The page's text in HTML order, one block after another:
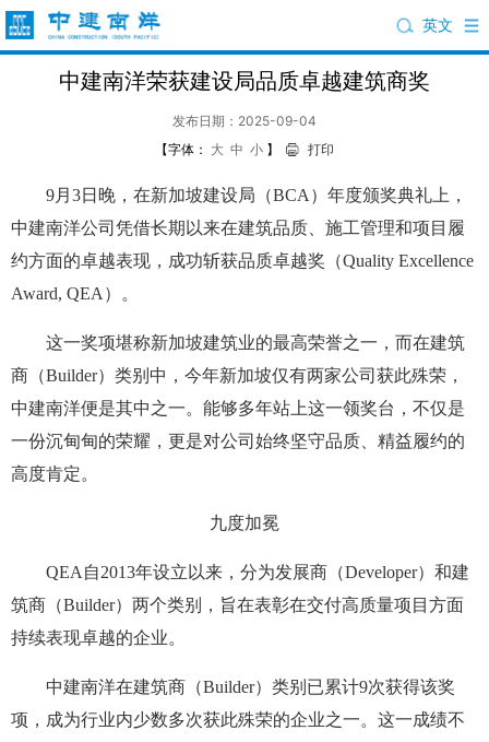
英文
中建南洋荣获建设局品质卓越建筑商奖
发布日期：2025-09-04
【字体： 大 中 小 】 打印
9月3日晚，在新加坡建设局（BCA）年度颁奖典礼上，
中建南洋公司凭借长期以来在建筑品质、施工管理和项目履
约方面的卓越表现，成功斩获品质卓越奖（Quality Excellence
Award, QEA）。
这一奖项堪称新加坡建筑业的最高荣誉之一，而在建筑
商（Builder）类别中，今年新加坡仅有两家公司获此殊荣，
中建南洋便是其中之一。能够多年站上这一领奖台，不仅是
一份沉甸甸的荣耀，更是对公司始终坚守品质、精益履约的
高度肯定。
九度加冕
QEA自2013年设立以来，分为发展商（Developer）和建
筑商（Builder）两个类别，旨在表彰在交付高质量项目方面
持续表现卓越的企业。
中建南洋在建筑商（Builder）类别已累计9次获得该奖
项，成为行业内少数多次获此殊荣的企业之一。这一成绩不